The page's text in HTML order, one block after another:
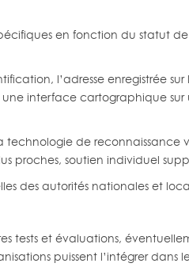
en fonction du statut
l’adresse enregistrée
interface cartographique sur
technologie de reconnaissance
proches, soutien individuel
des autorités nationales et
tests et évaluations,
puissent l’intégrer dans